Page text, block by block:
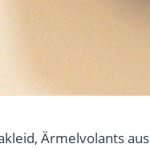
Ärmelvolants aus